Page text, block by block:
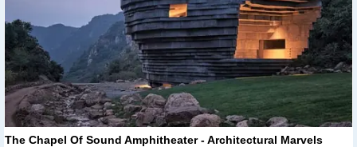
The Chapel Of Sound Amphitheater - Architectural Marvels